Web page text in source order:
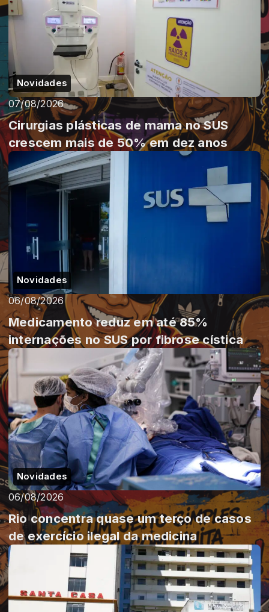
Novidades
07/08/2026
Cirurgias plásticas de mama no SUS
crescem mais de 50% em dez anos
Novidades
06/08/2026
Medicamento reduz em até 85%
internações no SUS por fibrose cística
Novidades
06/08/2026
Rio concentra quase um terço de casos
de exercício ilegal da medicina